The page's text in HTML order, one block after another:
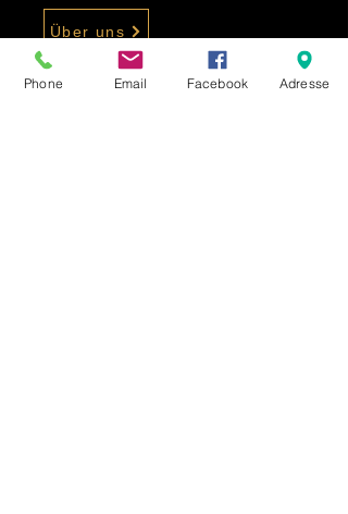
Über uns
Presse
Phone Email Facebook Adresse